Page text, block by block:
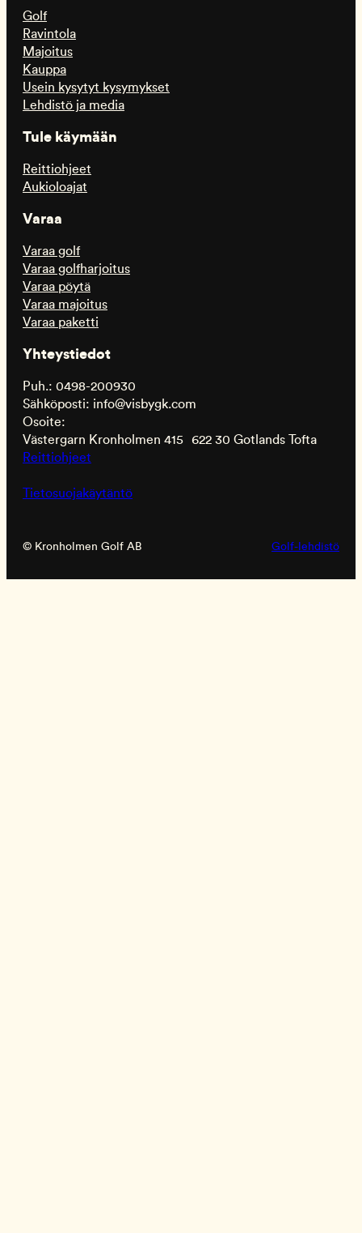
Golf
Ravintola
Majoitus
Kauppa
Usein kysytyt kysymykset
Lehdistö ja media
Tule käymään
Reittiohjeet
Aukioloajat
Varaa
Varaa golf
Varaa golfharjoitus
Varaa pöytä
Varaa majoitus
Varaa paketti
Yhteystiedot
Puh.: 0498-200930
Sähköposti: info@visbygk.com
Osoite:
Västergarn Kronholmen 415 622 30 Gotlands Tofta
Reittiohjeet
Tietosuojakäytäntö
© Kronholmen Golf AB Golf-lehdistö